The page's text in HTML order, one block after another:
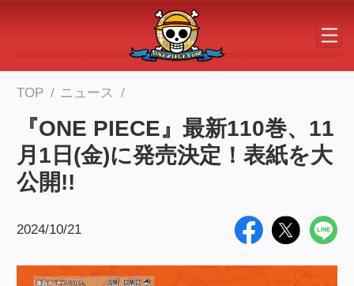
メインコンテンツへスキップする
TOP ニュース
『ONE PIECE』最新110巻、11
月1日(金)に発売決定！表紙を大
公開!!
2024/10/21